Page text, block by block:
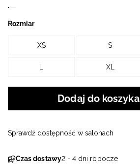
Rozmiar
XS S
L XL
Dodaj do koszyka
Czas dostawy2 - 4 dni robocze
Sprawdź dostępność w salonach